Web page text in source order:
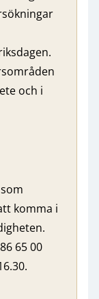
och i
komma i
65 00